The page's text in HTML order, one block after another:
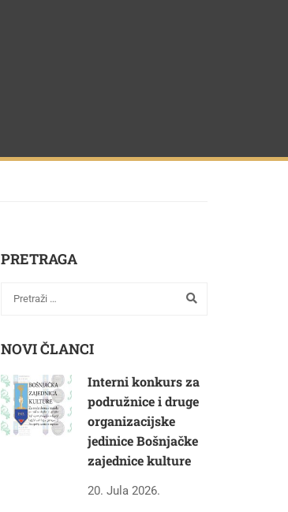
PRETRAGA
NOVI ČLANCI
Interni konkurs za
podružnice i druge
organizacijske
jedinice Bošnjačke
zajednice kulture
20. Jula 2026.